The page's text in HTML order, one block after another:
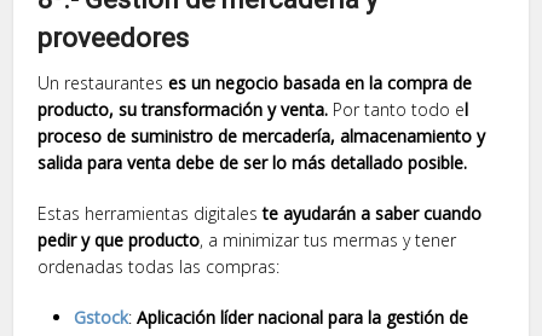
proveedores
Un restauranteses un negocio basada en la compra de
producto, su transformación y venta. Por tanto todo el
proceso de suministro de mercadería, almacenamiento y
salida para venta debe de ser lo más detallado posible.
Estas herramientas digitaleste ayudarán a saber cuando
pedir y que producto, a minimizar tus mermas y tener
ordenadas todas las compras:
Gstock:Aplicación líder nacional para la gestión de